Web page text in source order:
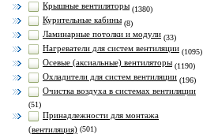
Крышные вентиляторы (1380)
Курительные кабины (8)
Ламинарные потолки и модули (33)
Нагреватели для систем вентиляции (1095)
Осевые (аксиальные) вентиляторы (1190)
Охладители для систем вентиляции (196)
Очистка воздуха в системах вентиляции
(51)
Принадлежности для монтажа
(вентиляция) (501)